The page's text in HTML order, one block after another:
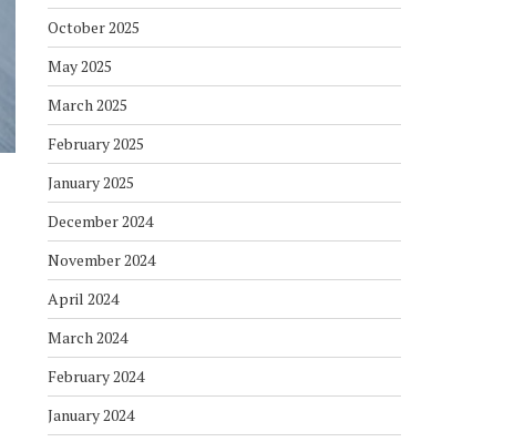
October 2025
May 2025
March 2025
February 2025
January 2025
December 2024
November 2024
April 2024
March 2024
February 2024
January 2024